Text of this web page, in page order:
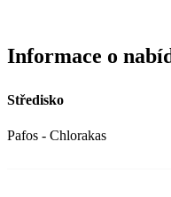
Informace o
Středisko
Pafos - Chlorakas